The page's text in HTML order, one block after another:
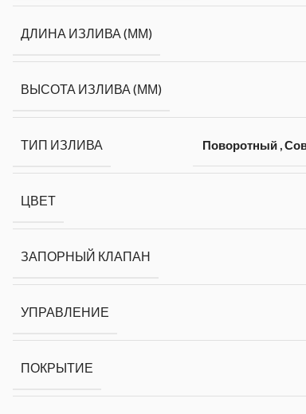
ДЛИНА ИЗЛИВА (ММ)
ВЫСОТА ИЗЛИВА (ММ)
ТИП ИЗЛИВА Поворотный,
ЦВЕТ
ЗАПОРНЫЙ КЛАПАН
УПРАВЛЕНИЕ
ПОКРЫТИЕ